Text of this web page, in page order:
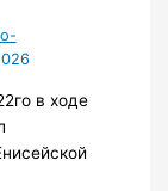
в ходе